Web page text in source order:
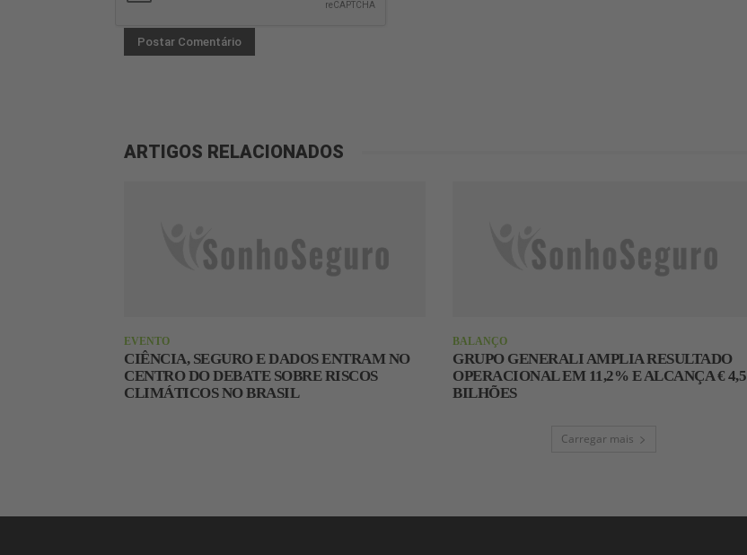
ARTIGOS RELACIONADOS
EVENTO
CIÊNCIA, SEGURO E DADOS ENTRAM NO
CENTRO DO DEBATE SOBRE RISCOS
CLIMÁTICOS NO BRASIL
BALANÇO
GRUPO GENERALI AMPLIA RESULTADO
OPERACIONAL EM 11,2% E ALCANÇA € 4,5
BILHÕES
Carregar mais